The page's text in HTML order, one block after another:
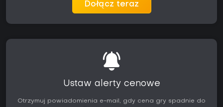
Dołącz teraz
Ustaw alerty cenowe
Otrzymuj powiadomienia e-mail, gdy cena gry spadnie do